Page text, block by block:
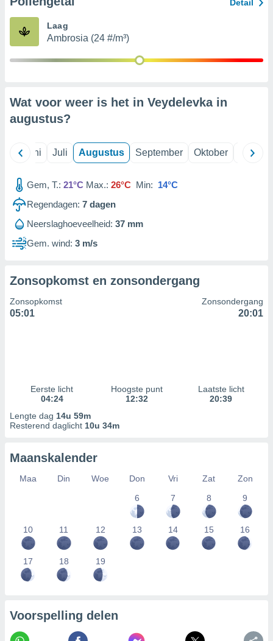
partners
Detail
Laag
Ambrosia (24 #/m³)
Wat voor weer is het in Veydelevka in
augustus?
Juni Juli Augustus September Oktober
Gem, T.: 21°C Max.: 26°C Min: 14°C
Regendagen: 7 dagen
Neerslaghoeveelheid: 37 mm
Gem. wind: 3 m/s
Zonsopkomst en zonsondergang
Zonsopkomst
05:01
Zonsondergang
20:01
Eerste licht
04:24
Hoogste punt
12:32
Laatste licht
20:39
Lengte dag 14u 59m
Resterend daglicht 10u 34m
Maanskalender
Maa Din Woe Don Vri Zat
Zon
6
7 8 9
10 11 12 13 14 15 16
17 18 19
Voorspelling delen